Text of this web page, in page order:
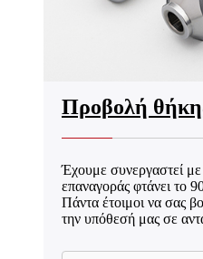
Προβολή
Έχουμε συνεργαστεί με
επαναγοράς φτάνει το
Πάντα έτοιμοι να σας
την υπόθεσή μας σε